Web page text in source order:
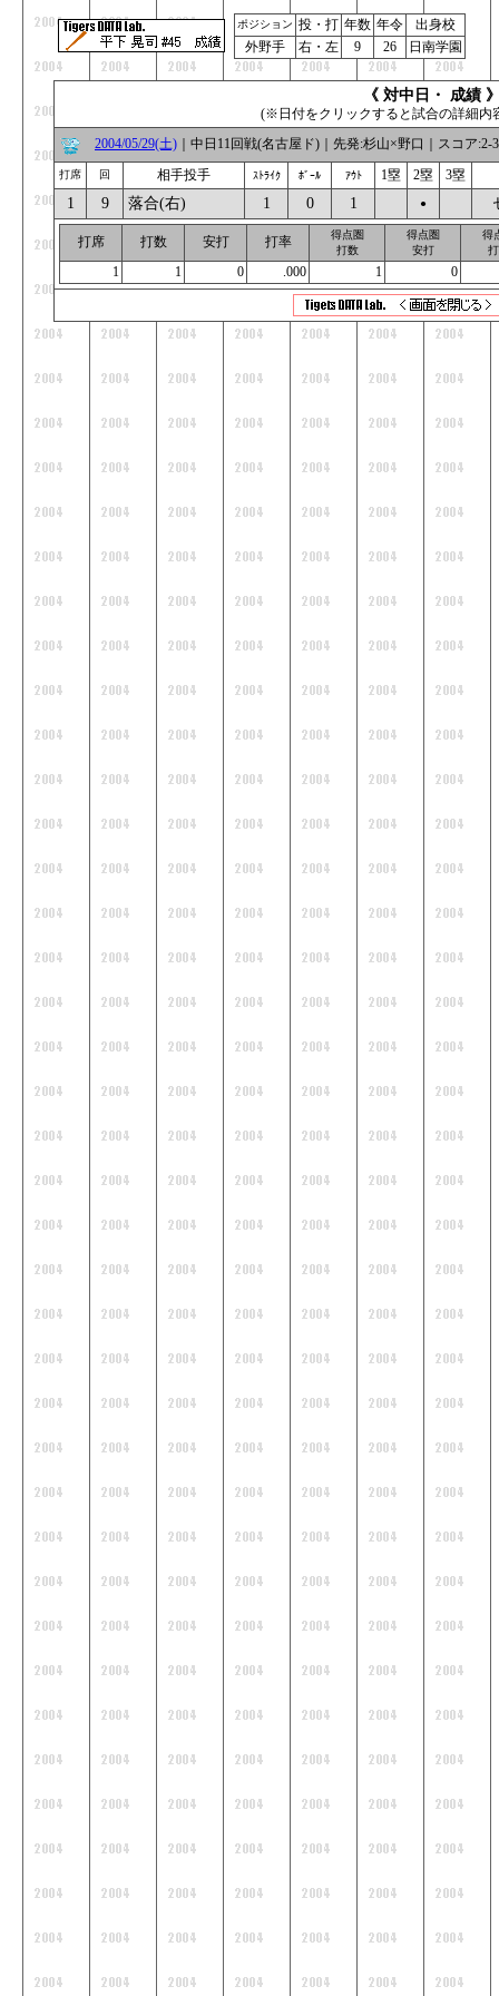
ポジション 投・打 年数 年令
出身校
外野手
右・左 9 26 日南学園
《 対中日・ 成績
(※日付をクリックすると試合の詳細内
2004/05/29(土) ｜中日11回戦(名古屋ド)｜先発:杉山×野口｜スコア:2-
打席 回 相手投手 ｽﾄﾗｲｸ ﾎﾞｰﾙ ｱｳﾄ 1塁 2塁 3塁
1 9 落合(右) 1 0 1 ●
打席 打数 安打 打率
得点圏
打数
得点圏
安打
得
1 1 0 .000 1 0